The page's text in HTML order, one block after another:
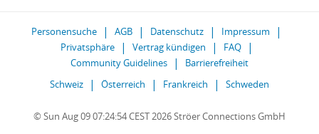
Personensuche AGB Datenschutz
Impressum
Privatsphäre
Vertrag kündigen
FAQ
Community Guidelines
Barrierefreiheit
Schweiz
Österreich Frankreich Schweden
© Sun Aug 09 07:24:54 CEST 2026 Ströer Connections GmbH